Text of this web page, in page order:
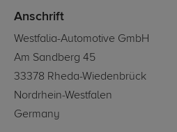
Anschrift
Westfalia-Automotive GmbH
Am Sandberg 45
33378 Rheda-Wiedenbrück
Nordrhein-Westfalen
Germany